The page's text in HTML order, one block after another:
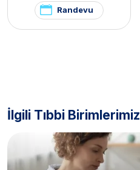
Randevu
İlgili Tıbbi Birimlerimiz